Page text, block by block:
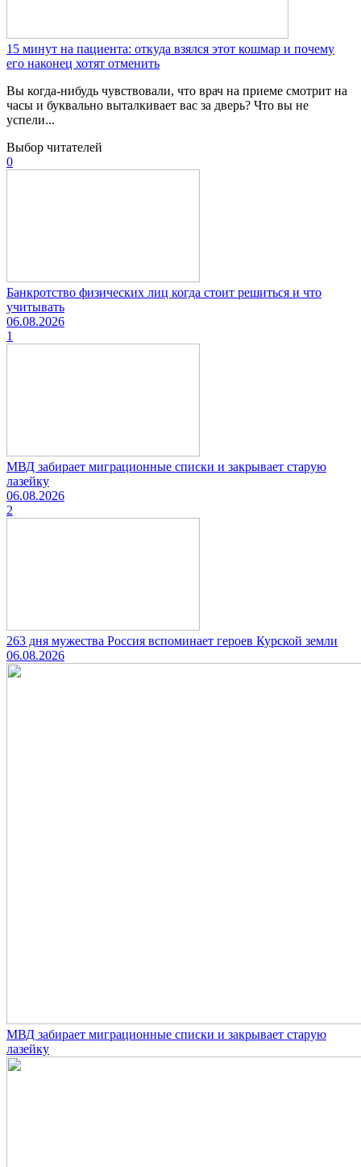
15 минут на пациента: откуда взялся этот кошмар и почему
его наконец хотят отменить
Вы когда-нибудь чувствовали, что врач на приеме смотрит на
часы и буквально выталкивает вас за дверь? Что вы не
успели...
Выбор читателей
0
Банкротство физических лиц когда стоит решиться и что
учитывать
06.08.2026
1
МВД забирает миграционные списки и закрывает старую
лазейку
06.08.2026
2
263 дня мужества Россия вспоминает героев Курской земли
06.08.2026
МВД забирает миграционные списки и закрывает старую
лазейку